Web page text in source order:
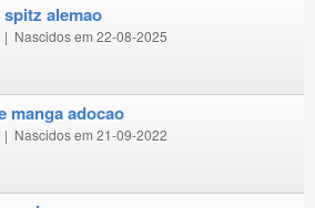
spitz alemao
| Nascidos em 22-08-2025
manga adocao
| Nascidos em 21-09-2022